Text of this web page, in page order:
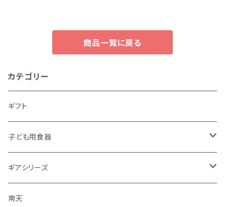
商品一覧に戻る
カテゴリー
ギフト
子ども用食器
・恐竜
・のりもの
ギアシリーズ
大皿
南天